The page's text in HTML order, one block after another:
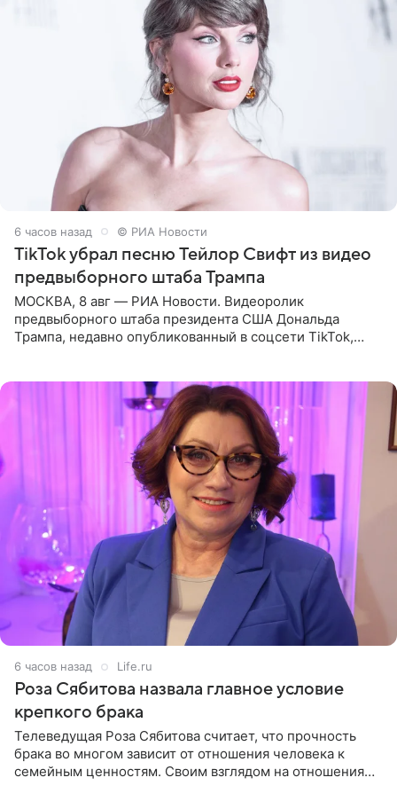
6 часов назад © РИА Новости
TikTok убрал песню Тейлор Свифт из видео
предвыборного штаба Трампа
МОСКВА, 8 авг — РИА Новости. Видеоролик
предвыборного штаба президента США Дональда
Трампа, недавно опубликованный в соцсети TikTok,
6 часов назад Life.ru
Роза Сябитова назвала главное условие
крепкого брака
Телеведущая Роза Сябитова считает, что прочность
брака во многом зависит от отношения человека к
семейным ценностям. Своим взглядом на отношения